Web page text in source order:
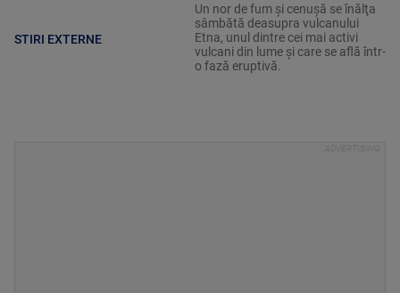
STIRI EXTERNE
Un nor de fum şi cenuşă se înălţa
sâmbătă deasupra vulcanului
Etna, unul dintre cei mai activi
vulcani din lume şi care se află într-
o fază eruptivă.